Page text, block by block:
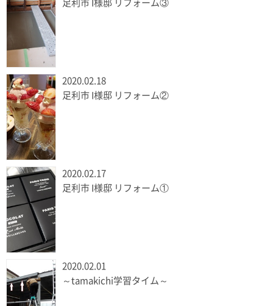
足利市 I様邸 リフォーム③
2020.02.18
足利市 I様邸 リフォーム②
2020.02.17
足利市 I様邸 リフォーム①
2020.02.01
～tamakichi学習タイム～